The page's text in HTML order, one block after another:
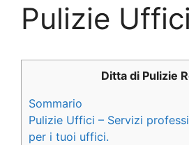
Pulizie Uffici
Ditta di Pulizie
Sommario
Pulizie Uffici – Servizi
per i tuoi uffici.